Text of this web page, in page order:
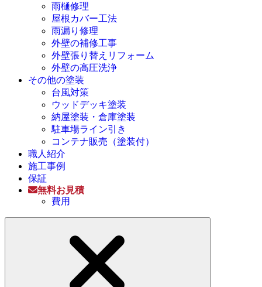
雨樋修理
屋根カバー工法
雨漏り修理
外壁の補修工事
外壁張り替えリフォーム
外壁の高圧洗浄
その他の塗装
台風対策
ウッドデッキ塗装
納屋塗装・倉庫塗装
駐車場ライン引き
コンテナ販売（塗装付）
職人紹介
施工事例
保証
無料お見積
費用